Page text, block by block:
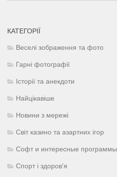
КАТЕГОРІЇ
Веселі зображення та фото
Гарні фотографії
Історії та анекдоти
Найцікавіше
Новини з мережі
Світ казино та азартних ігор
Софт и интересные программы
Спорт і здоров'я